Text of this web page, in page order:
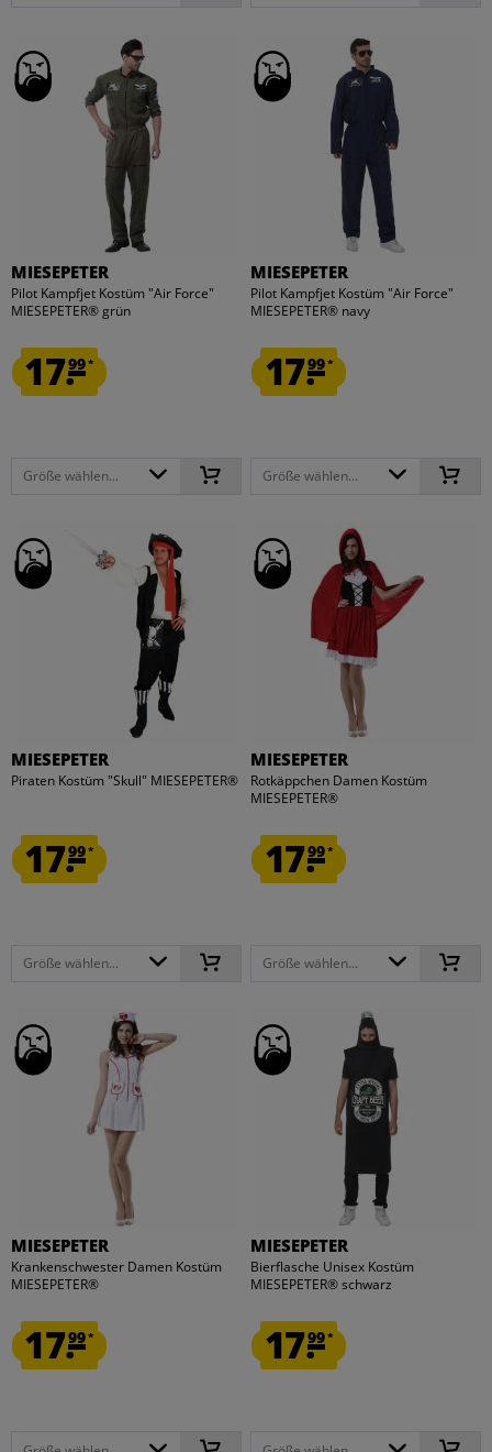
MIESEPETER
Pilot Kampfjet Kostüm "Air Force"
MIESEPETER® grün
17.99*
Größe wählen...
MIESEPETER
Pilot Kampfjet Kostüm "Air Force"
MIESEPETER® navy
17.99*
Größe wählen...
MIESEPETER
Piraten Kostüm "Skull" MIESEPETER®
17.99*
Größe wählen...
MIESEPETER
Rotkäppchen Damen Kostüm
MIESEPETER®
17.99*
Größe wählen...
MIESEPETER
Krankenschwester Damen Kostüm
MIESEPETER®
17.99*
MIESEPETER
Bierflasche Unisex Kostüm
MIESEPETER® schwarz
17.99*